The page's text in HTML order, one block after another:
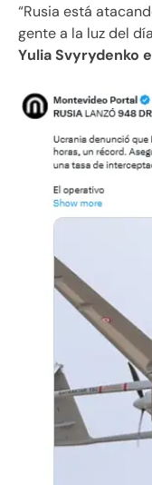
“Rusia está
gente a la luz del
Yulia Svyrydenko